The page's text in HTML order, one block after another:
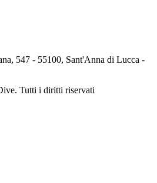
547 - 55100, Sant'Anna di Lucca -
Tutti i diritti riservati